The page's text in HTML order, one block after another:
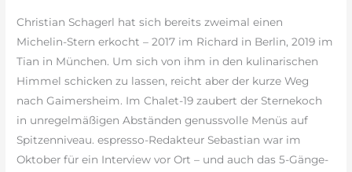
Christian Schagerl hat sich bereits zweimal einen
Michelin-Stern erkocht – 2017 im Richard in Berlin, 2019 im
Tian in München. Um sich von ihm in den kulinarischen
Himmel schicken zu lassen, reicht aber der kurze Weg
nach Gaimersheim. Im Chalet-19 zaubert der Sternekoch
in unregelmäßigen Abständen genussvolle Menüs auf
Spitzenniveau. espresso-Redakteur Sebastian war im
Oktober für ein Interview vor Ort – und auch das 5-Gänge-
als
man
glaubt“